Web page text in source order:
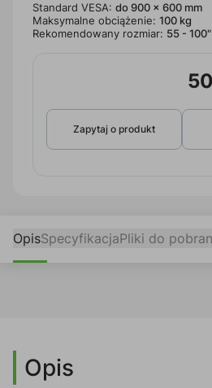
Standard VESA: do 900 x 600 mm
Maksymalne obciążenie: 100 kg
Rekomendowany rozmiar: 55 - 100"
Zapytaj o produkt
OpisSpecyfikacjaPliki do
Opis